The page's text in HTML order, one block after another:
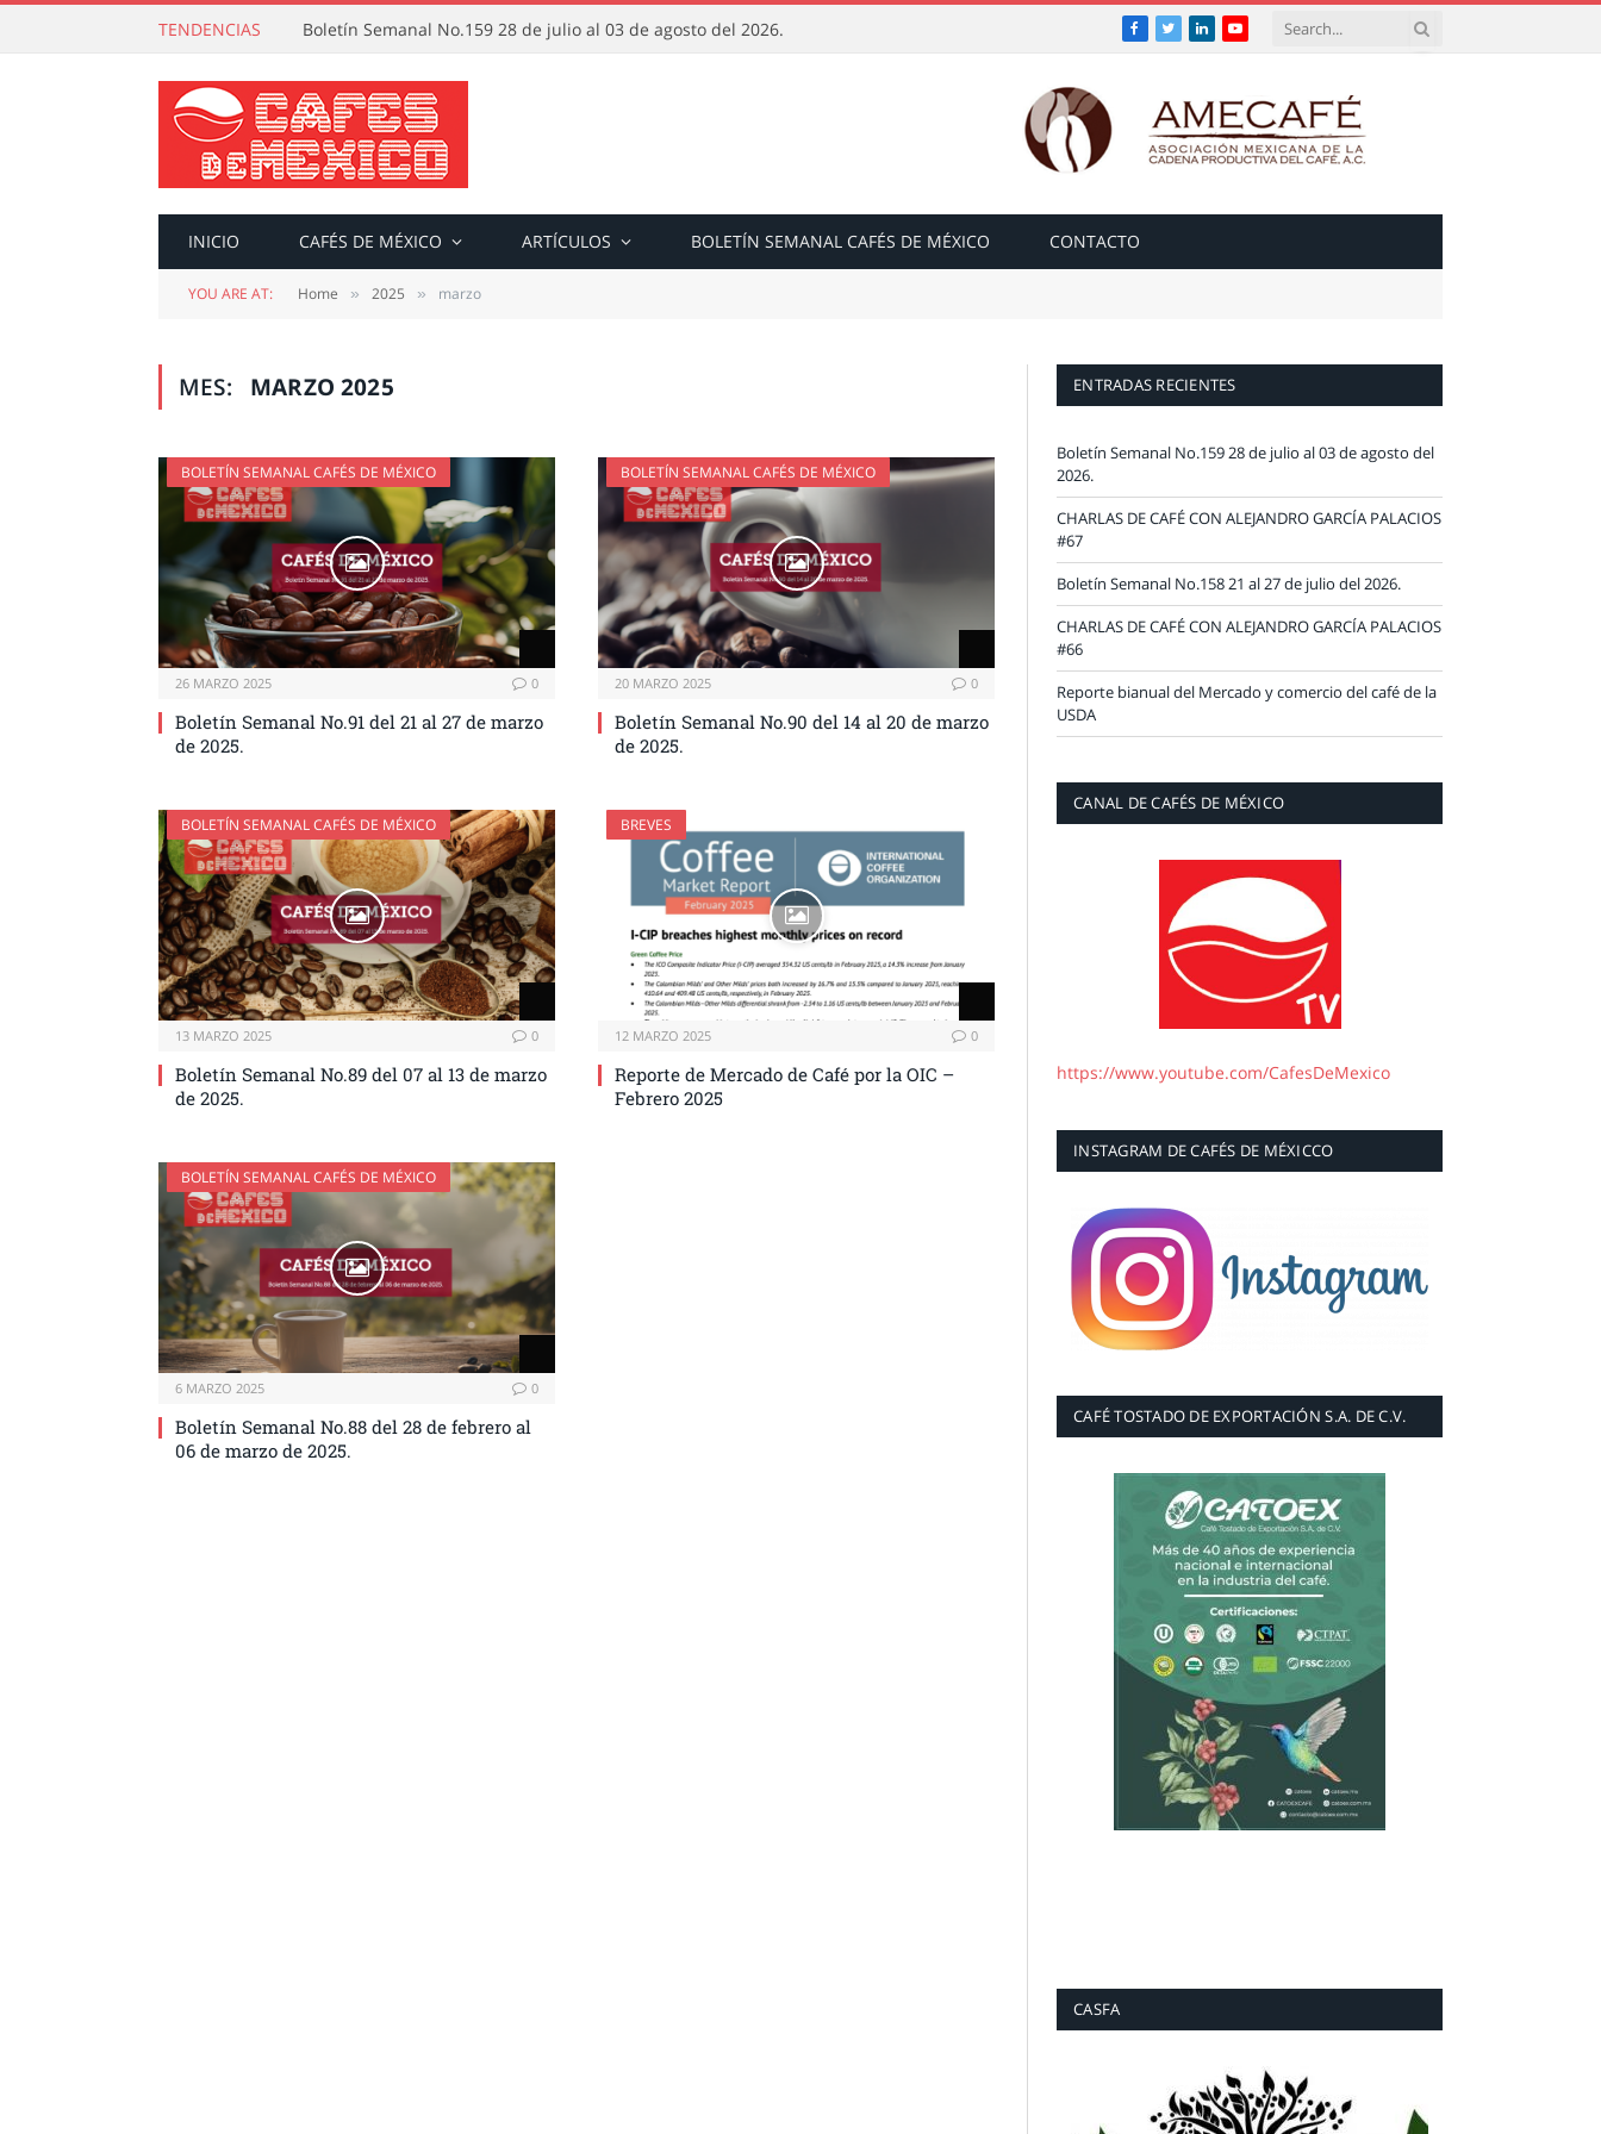
TENDENCIAS Boletín Semanal No.159 28 de julio al 03 de agosto del 2026. Facebook
TwitterLinkedInYouTube
INICIO CAFÉS DE MÉXICO ARTÍCULOS BOLETÍN SEMANAL CAFÉS DE MÉXICO CONTACTO
YOU ARE AT: Home » 2025 » marzo
MES: MARZO 2025
BOLETÍN SEMANAL CAFÉS DE MÉXICO
26 MARZO 2025 0
Boletín Semanal No.91 del 21 al 27 de marzo
de 2025.
BOLETÍN SEMANAL CAFÉS DE MÉXICO
20 MARZO 2025 0
Boletín Semanal No.90 del 14 al 20 de marzo
de 2025.
BOLETÍN SEMANAL CAFÉS DE MÉXICO
13 MARZO 2025 0
Boletín Semanal No.89 del 07 al 13 de marzo
de 2025.
BREVES
12 MARZO 2025 0
Reporte de Mercado de Café por la OIC –
Febrero 2025
BOLETÍN SEMANAL CAFÉS DE MÉXICO
6 MARZO 2025 0
Boletín Semanal No.88 del 28 de febrero al
06 de marzo de 2025.
ENTRADAS RECIENTES
Boletín Semanal No.159 28 de julio al 03 de agosto del
2026.
CHARLAS DE CAFÉ CON ALEJANDRO GARCÍA PALACIOS
#67
Boletín Semanal No.158 21 al 27 de julio del 2026.
CHARLAS DE CAFÉ CON ALEJANDRO GARCÍA PALACIOS
#66
Reporte bianual del Mercado y comercio del café de la
USDA
CANAL DE CAFÉS DE MÉXICO
https://www.youtube.com/CafesDeMexico
INSTAGRAM DE CAFÉS DE MÉXICCO
CAFÉ TOSTADO DE EXPORTACIÓN S.A. DE C.V.
CASFA